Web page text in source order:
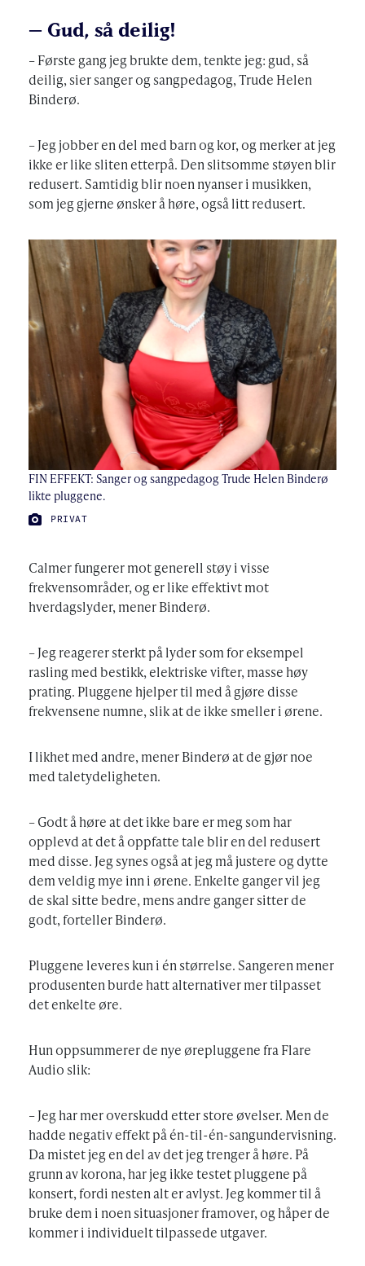
– Gud, så deilig!
– Første gang jeg brukte dem, tenkte jeg: gud, så
deilig, sier sanger og sangpedagog, Trude Helen
Binderø.
– Jeg jobber en del med barn og kor, og merker at jeg
ikke er like sliten etterpå. Den slitsomme støyen blir
redusert. Samtidig blir noen nyanser i musikken,
som jeg gjerne ønsker å høre, også litt redusert.
FIN EFFEKT: Sanger og sangpedagog Trude Helen Binderø
likte pluggene.
FOTO:
PRIVAT
Calmer fungerer mot generell støy i visse
frekvensområder, og er like effektivt mot
hverdagslyder, mener Binderø.
– Jeg reagerer sterkt på lyder som for eksempel
rasling med bestikk, elektriske vifter, masse høy
prating. Pluggene hjelper til med å gjøre disse
frekvensene numne, slik at de ikke smeller i ørene.
I likhet med andre, mener Binderø at de gjør noe
med taletydeligheten.
– Godt å høre at det ikke bare er meg som har
opplevd at det å oppfatte tale blir en del redusert
med disse. Jeg synes også at jeg må justere og dytte
dem veldig mye inn i ørene. Enkelte ganger vil jeg
de skal sitte bedre, mens andre ganger sitter de
godt, forteller Binderø.
Pluggene leveres kun i én størrelse. Sangeren mener
produsenten burde hatt alternativer mer tilpasset
det enkelte øre.
Hun oppsummerer de nye ørepluggene fra Flare
Audio slik:
– Jeg har mer overskudd etter store øvelser. Men de
hadde negativ effekt på én-til-én-sangundervisning.
Da mistet jeg en del av det jeg trenger å høre. På
grunn av korona, har jeg ikke testet pluggene på
konsert, fordi nesten alt er avlyst. Jeg kommer til å
bruke dem i noen situasjoner framover, og håper de
kommer i individuelt tilpassede utgaver.